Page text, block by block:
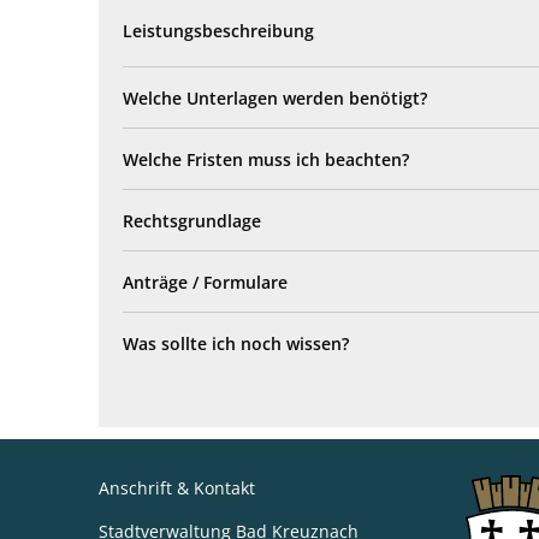
Leistungsbeschreibung
Welche Unterlagen werden benötigt?
Welche Fristen muss ich beachten?
Rechtsgrundlage
Anträge / Formulare
Was sollte ich noch wissen?
Anschrift & Kontakt
Stadtverwaltung Bad Kreuznach